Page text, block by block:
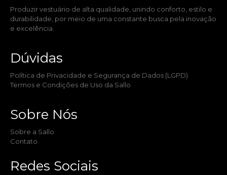
Produzir vestuário de alta qualidade, unindo conforto, estilo e
durabilidade, por meio de uma constante busca pela inovação
e excelência.
Dúvidas​
Política de Privacidade e Segurança de Dados (LGPD)
Termos e Condições de Uso da Sallo
Sobre Nós​
Sobre a Sallo
Contato
Redes Sociais